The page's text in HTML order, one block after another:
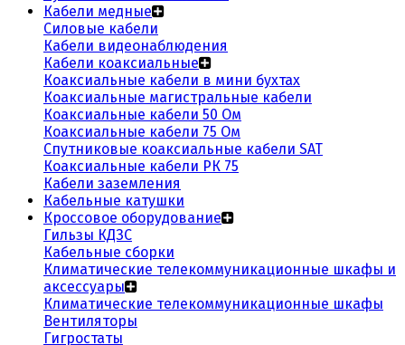
Кабели медные
Силовые кабели
Кабели видеонаблюдения
Кабели коаксиальные
Коаксиальные кабели в мини бухтах
Коаксиальные магистральные кабели
Коаксиальные кабели 50 Ом
Коаксиальные кабели 75 Ом
Спутниковые коаксиальные кабели SAT
Коаксиальные кабели РК 75
Кабели заземления
Кабельные катушки
Кроссовое оборудование
Гильзы КДЗС
Кабельные сборки
Климатические телекоммуникационные шкафы и
аксессуары
Климатические телекоммуникационные шкафы
Вентиляторы
Гигростаты